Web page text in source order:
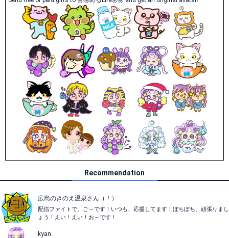
Recommendation
広島のきのえ温泉さん（！）
配信ファイトで、ご～です！いつも、応援してます！ぼちぼち、頑張りまし
ょう！えい！えい！お～です！
kyan